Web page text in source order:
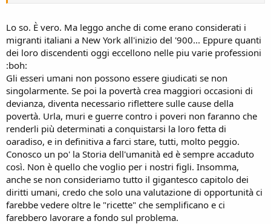
Lo so. È vero. Ma leggo anche di come erano considerati i
migranti italiani a New York all'inizio del '900... Eppure quanti
dei loro discendenti oggi eccellono nelle piu varie professioni
:boh:
Gli esseri umani non possono essere giudicati se non
singolarmente. Se poi la povertà crea maggiori occasioni di
devianza, diventa necessario riflettere sulle cause della
povertà. Urla, muri e guerre contro i poveri non faranno che
renderli più determinati a conquistarsi la loro fetta di
oaradiso, e in definitiva a farci stare, tutti, molto peggio.
Conosco un po' la Storia dell'umanità ed è sempre accaduto
così. Non è quello che voglio per i nostri figli. Insomma,
anche se non consideriamo tutto il gigantesco capitolo dei
diritti umani, credo che solo una valutazione di opportunità ci
farebbe vedere oltre le "ricette" che semplificano e ci
farebbero lavorare a fondo sul problema.